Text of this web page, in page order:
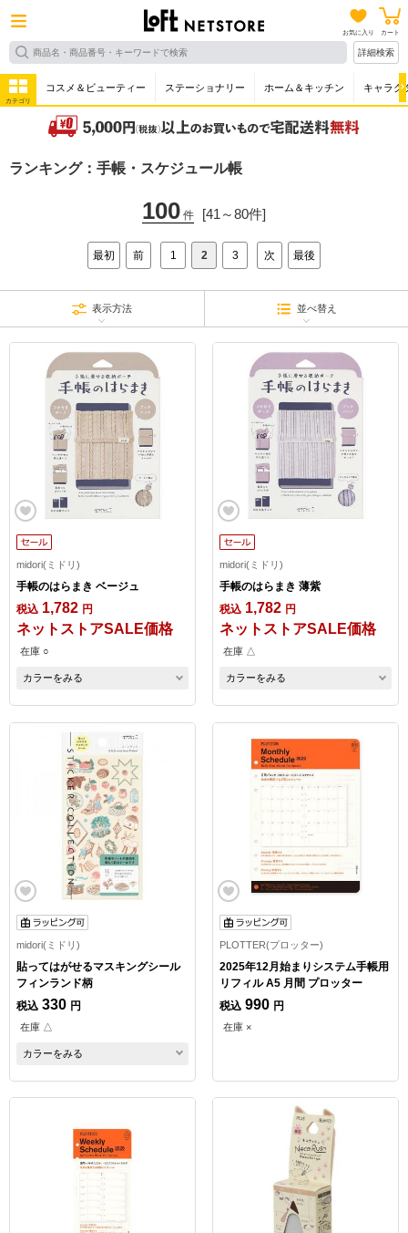
お気に入り カート
詳細検索
カテゴリ
コスメ＆ビューティー ステーショナリー ホーム＆キッチン キャラク
ランキング：手帳・スケジュール帳
100 件 [41～80件]
最初 前 1 2 3 次 最後
表示方法 並べ替え
midori(ミドリ)
手帳のはらまき ベージュ
税込 1,782 円
ネットストアSALE価格
在庫 ○
カラーをみる
midori(ミドリ)
手帳のはらまき 薄紫
税込 1,782 円
ネットストアSALE価格
在庫 △
カラーをみる
midori(ミドリ)
貼ってはがせるマスキングシール
フィンランド柄
税込 330 円
在庫 △
カラーをみる
PLOTTER(プロッター)
2025年12月始まりシステム手帳用
リフィル A5 月間 プロッター
税込 990 円
在庫 ×